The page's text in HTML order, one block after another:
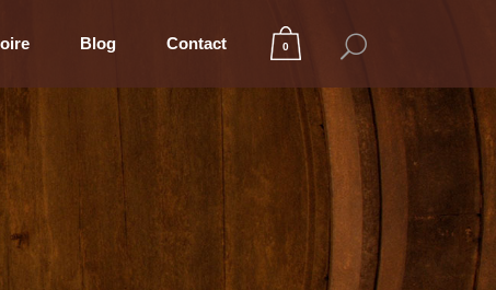
0
Blog Contact